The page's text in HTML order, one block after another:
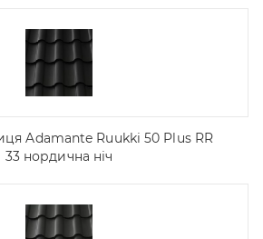
Adamante Ruukki 50 Plus RR
33 нордична ніч